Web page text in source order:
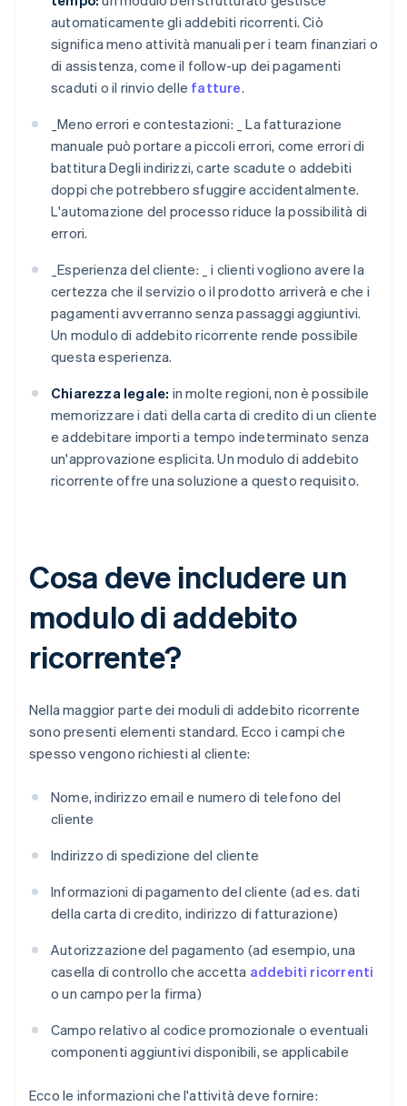
automaticamente gli addebiti ricorrenti. Ciò
significa meno attività manuali per i team finanziari o
di assistenza, come il follow-up dei pagamenti
scaduti o il rinvio delle fatture.
_Meno errori e contestazioni: _
La fatturazione
manuale può portare a piccoli errori, come errori di
battitura Degli indirizzi, carte scadute o addebiti
doppi che potrebbero sfuggire accidentalmente.
L'automazione del processo riduce la possibilità di
errori.
_Esperienza del cliente: _
i clienti vogliono avere la
certezza che il servizio o il prodotto arriverà e che i
pagamenti avverranno senza passaggi aggiuntivi.
Un modulo di addebito ricorrente rende possibile
questa esperienza.
Chiarezza legale: in molte regioni, non è possibile
memorizzare i dati della carta di credito di un cliente
e addebitare importi a tempo indeterminato senza
un'approvazione esplicita. Un modulo di addebito
ricorrente offre una soluzione a questo requisito.
Cosa deve includere un
modulo di addebito
ricorrente?
Nella maggior parte dei moduli di addebito ricorrente
sono presenti elementi standard. Ecco i campi che
spesso vengono richiesti al cliente:
Nome, indirizzo email e numero di telefono del
cliente
Indirizzo di spedizione del cliente
Informazioni di pagamento del cliente (ad es. dati
della carta di credito, indirizzo di fatturazione)
Autorizzazione del pagamento (ad esempio, una
casella di controllo che accetta addebiti ricorrenti
o un campo per la firma)
Campo relativo al codice promozionale o eventuali
componenti aggiuntivi disponibili, se applicabile
Ecco le informazioni che l'attività deve fornire: